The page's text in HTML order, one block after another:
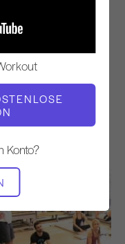
Konto?
könnten